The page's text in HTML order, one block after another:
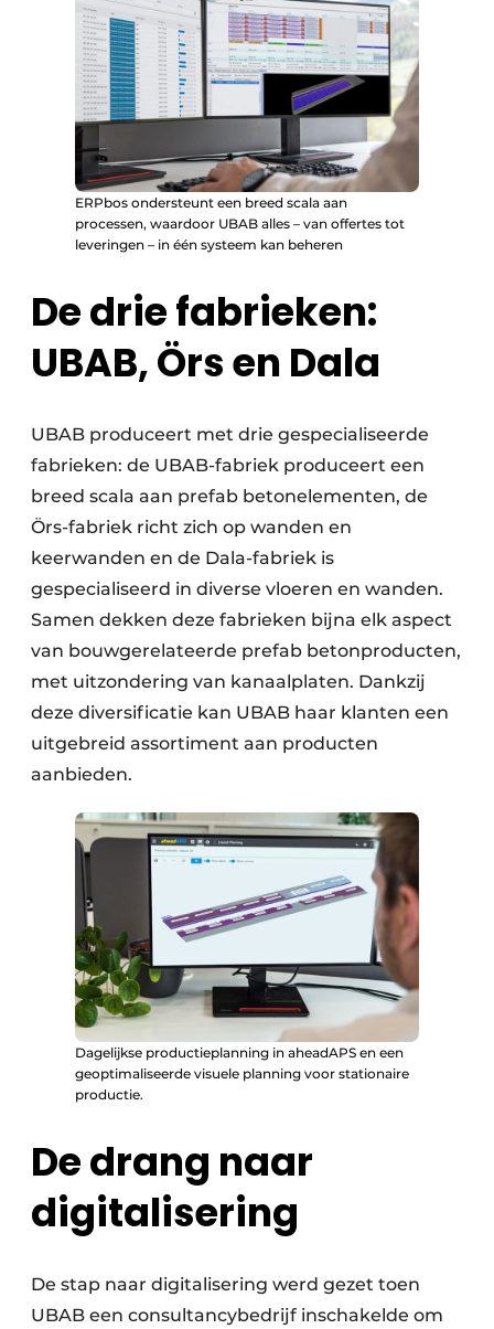
ERPbos ondersteunt een breed scala aan
processen, waardoor UBAB alles – van offertes tot
leveringen – in één systeem kan beheren
De drie fabrieken:
UBAB, Örs en Dala
UBAB produceert met drie gespecialiseerde
fabrieken: de UBAB-fabriek produceert een
breed scala aan prefab betonelementen, de
Örs-fabriek richt zich op wanden en
keerwanden en de Dala-fabriek is
gespecialiseerd in diverse vloeren en wanden.
Samen dekken deze fabrieken bijna elk aspect
van bouwgerelateerde prefab betonproducten,
met uitzondering van kanaalplaten. Dankzij
deze diversificatie kan UBAB haar klanten een
uitgebreid assortiment aan producten
aanbieden.
Dagelijkse productieplanning in aheadAPS en een
geoptimaliseerde visuele planning voor stationaire
productie.
De drang naar
digitalisering
De stap naar digitalisering werd gezet toen
UBAB een consultancybedrijf inschakelde om